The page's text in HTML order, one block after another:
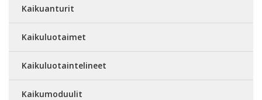
Kaikuanturit
Kaikuluotaimet
Kaikuluotaintelineet
Kaikumoduulit